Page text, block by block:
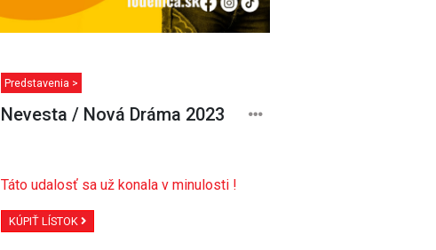
Predstavenia >
Nevesta / Nová Dráma 2023
Táto udalosť sa už konala v minulosti !
KÚPIŤ LÍSTOK